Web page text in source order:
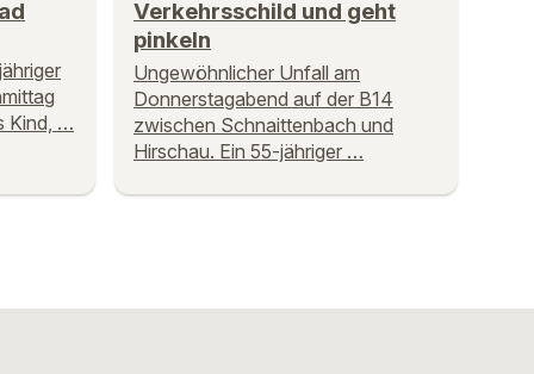
Kind, …
Verkehrsschild und geht
pinkeln
Ungewöhnlicher Unfall am
Donnerstagabend auf der B14
zwischen Schnaittenbach und
Hirschau. Ein 55-jähriger …